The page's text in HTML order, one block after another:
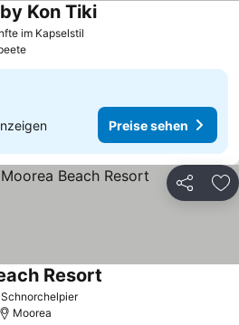
im Kapselstil
Kon TikiPreise sehen
Preise sehen
Teilen
Preise sehen
Resort
Moorea